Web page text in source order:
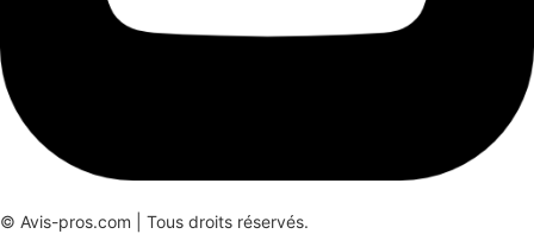
© Avis-pros.com | Tous droits réservés.